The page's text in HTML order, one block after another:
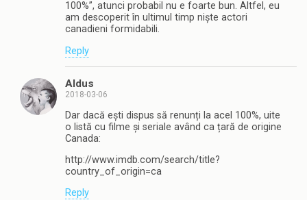
100%”, atunci probabil nu e foarte bun. Altfel, eu
am descoperit în ultimul timp niște actori
canadieni formidabili.
Reply
Aldus
2018-03-06
Dar dacă ești dispus să renunți la acel 100%, uite
o listă cu filme și seriale având ca țară de origine
Canada:
http://www.imdb.com/search/title?
country_of_origin=ca
Reply